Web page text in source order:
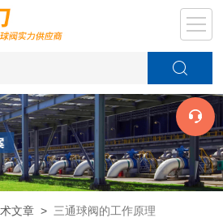
文章 > 三通球阀的工作原理